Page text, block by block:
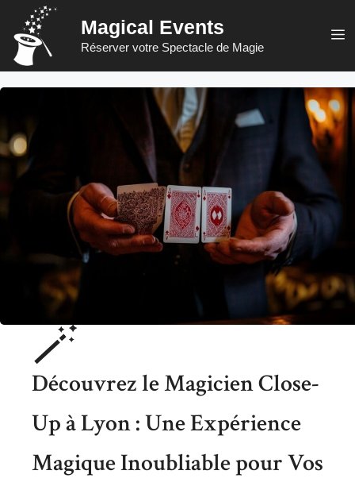
contenu
Magical Events
Réserver votre Spectacle de Magie
🪄
Découvrez le Magicien Close-
Up à Lyon : Une Expérience
Magique Inoubliable pour Vos